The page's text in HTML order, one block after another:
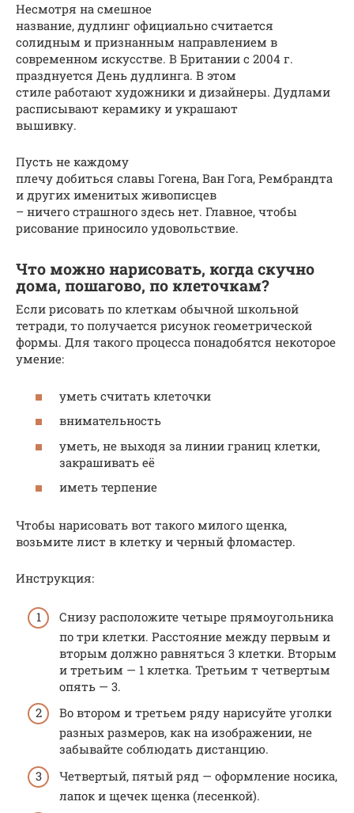
Несмотря на смешное
название, дудлинг официально считается
солидным и признанным направлением в
современном искусстве. В Британии с 2004 г.
празднуется День дудлинга. В этом
стиле работают художники и дизайнеры. Дудлами
расписывают керамику и украшают
вышивку.
Пусть не каждому
плечу добиться славы Гогена, Ван Гога, Рембрандта
и других именитых живописцев
– ничего страшного здесь нет. Главное, чтобы
рисование приносило удовольствие.
Что можно нарисовать, когда скучно
дома, пошагово, по клеточкам?
Если рисовать по клеткам обычной школьной
тетради, то получается рисунок геометрической
формы. Для такого процесса понадобятся некоторое
умение:
уметь считать клеточки
внимательность
уметь, не выходя за линии границ клетки,
закрашивать её
иметь терпение
Чтобы нарисовать вот такого милого щенка,
возьмите лист в клетку и черный фломастер.
Инструкция:
Снизу расположите четыре прямоугольника
по три клетки. Расстояние между первым и
вторым должно равняться 3 клетки. Вторым
и третьим — 1 клетка. Третьим т четвертым
опять — 3.
Во втором и третьем ряду нарисуйте уголки
разных размеров, как на изображении, не
забывайте соблюдать дистанцию.
Четвертый, пятый ряд — оформление носика,
лапок и щечек щенка (лесенкой).